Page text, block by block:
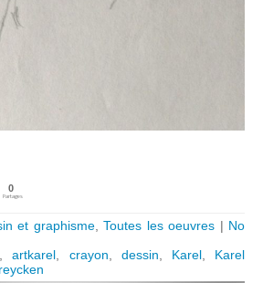
0
Partages
et graphisme, Toutes les oeuvres | No
,artkarel crayon dessin Karel, Karel